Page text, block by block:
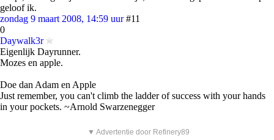
geloof ik.
zondag 9 maart 2008, 14:59 uur #11
0
Daywalk3r
Eigenlijk Dayrunner.
Mozes en apple.
Doe dan Adam en Apple
Just remember, you can't climb the ladder of success with your hands
in your pockets. ~Arnold Swarzenegger
▼ Advertentie door Refinery89